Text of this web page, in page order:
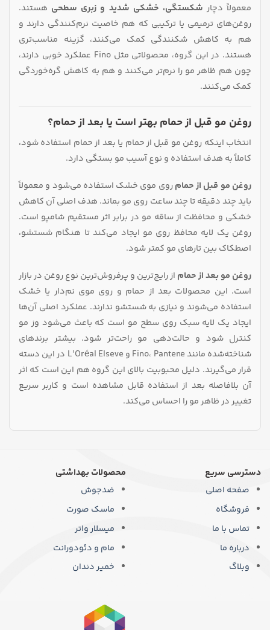
معمولاً دچار شکستگی، خشکی شدید و زبری سطحی هستند.
روغن‌های ترمیمی یا ترکیبی که هم خاصیت نرم‌کنندگی دارند و
هم به کاهش شکنندگی کمک می‌کنند، گزینه مناسب‌تری
هستند. در این گروه، محصولاتی مثل Fino عملکرد خوبی دارند،
چون هم ظاهر مو را نرم‌تر می‌کنند و هم به کاهش گره‌خوردگی
کمک می‌کنند.
روغن مو قبل از حمام بهتر است یا بعد از حمام؟
انتخاب اینکه روغن مو قبل از حمام یا بعد از حمام استفاده شود،
کاملاً به هدف استفاده و نوع آسیب مو بستگی دارد.
روغن مو قبل از حمامروی موی خشک استفاده می‌شود و معمولاً
باید چند دقیقه تا چند ساعت روی مو بماند. هدف اصلی آن‌ کاهش
خشکی و محافظت از ساقه مو در برابر اثر مستقیم شامپو است.
روغن یک لایه محافظ روی مو ایجاد می‌کند تا هنگام شستشو،
اصطکاک بین تارهای مو کمتر شود.
روغن مو بعد از حمام از رایج‌ترین و پرفروش‌ترین نوع روغن در بازار
است. این محصولات بعد از حمام و روی موی نم‌دار یا خشک
استفاده می‌شوند و نیازی به شستشو ندارند. عملکرد اصلی آن‌ها
ایجاد یک لایه سبک روی سطح مو است که باعث می‌شود وز مو
کنترل شود و حالت‌دهی مو راحت‌تر شود. بیشتر برندهای
شناخته‌شده مانند Fino، Pantene و L’Oréal Elseve در این دسته
قرار می‌گیرند. دلیل محبوبیت بالای این گروه هم این است که اثر
آن بلافاصله بعد از استفاده قابل مشاهده است و کاربر سریع
تغییر در ظاهر مو را احساس می‌کند.
دسترسی سریع
صفحه اصلی
فروشگاه
تماس با ما
درباره ما
وبلاگ
محصولات بهداشتی
ضدجوش
ماسک صورت
میسلار واتر
مام و دئودورانت
خمیر دندان